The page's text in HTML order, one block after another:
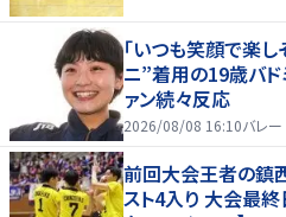
「いつも笑顔で楽
ニ”着用の19歳バド
ァン続々反応
2026/08/08 16:10バレー
前回大会王者の鎮
スト4入り 大会最